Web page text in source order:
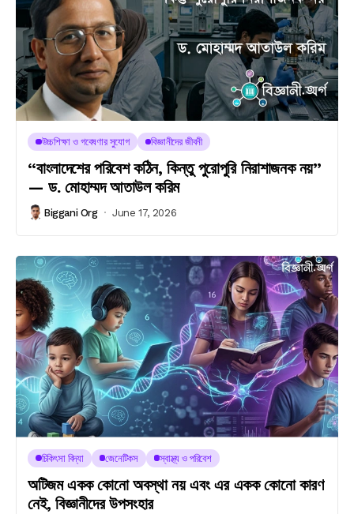
উচ্চশিক্ষা ও গবেষণার সুযোগ বিজ্ঞানীদের জীবনী
“বাংলাদেশের পরিবেশ কঠিন, কিন্তু পুরোপুরি নিরাশাজনক নয়”
— ড. মোহাম্মদ আতাউল করিম
Biggani Org June 17, 2026
চিকিৎসা বিদ্যা জেনেটিকস স্বাস্থ্য ও পরিবেশ
অটিজম একক কোনো অবস্থা নয় এবং এর একক কোনো কারণ
নেই, বিজ্ঞানীদের উপসংহার